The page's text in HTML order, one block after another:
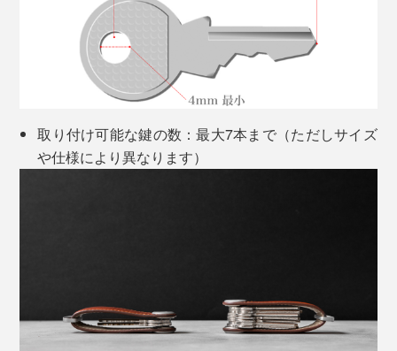
※2個目のワッシャーは、湾曲している方が鍵側になるように装着します。
別売りのOrbitkey マルチツールを取り付ければ、栓抜き
使えるガジェットホルダーとしても活躍します。
取り付け可能な鍵の数：最大7本まで（ただしサイズ
や仕様により異なります）